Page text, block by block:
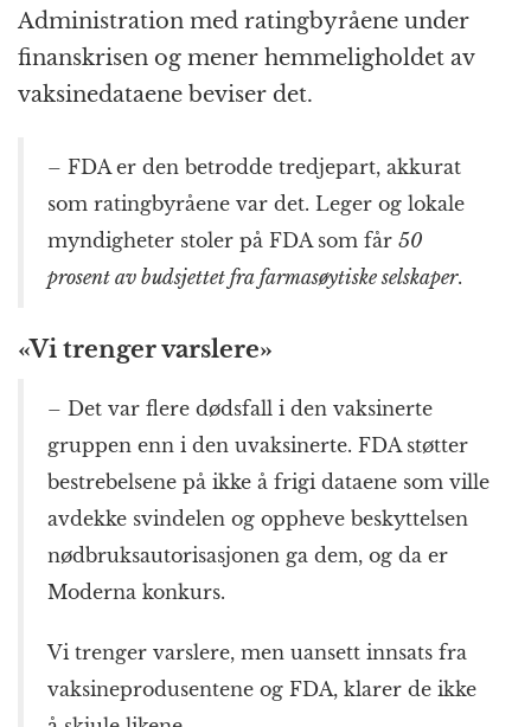
Administration med ratingbyråene under
finanskrisen og mener hemmeligholdet av
vaksinedataene beviser det.
– FDA er den betrodde tredjepart, akkurat
som ratingbyråene var det. Leger og lokale
myndigheter stoler på FDA som får 50
prosent av budsjettet fra farmasøytiske selskaper.
«Vi trenger varslere»
– Det var flere dødsfall i den vaksinerte
gruppen enn i den uvaksinerte. FDA støtter
bestrebelsene på ikke å frigi dataene som ville
avdekke svindelen og oppheve beskyttelsen
nødbruksautorisasjonen ga dem, og da er
Moderna konkurs.
Vi trenger varslere, men uansett innsats fra
vaksineprodusentene og FDA, klarer de ikke